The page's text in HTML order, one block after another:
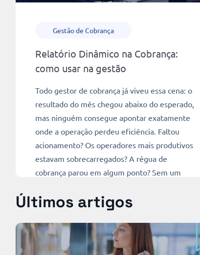
Gestão de Cobrança
Relatório Dinâmico na Cobrança:
como usar na gestão
Todo gestor de cobrança já viveu essa cena: o
resultado do mês chegou abaixo do esperado,
mas ninguém consegue apontar exatamente
onde a operação perdeu eficiência. Faltou
acionamento? Os operadores mais produtivos
estavam sobrecarregados? A régua de
cobrança parou em algum ponto? Sem um
esses dados, a resposta vira […]
11 min Ler mais
Últimos artigos